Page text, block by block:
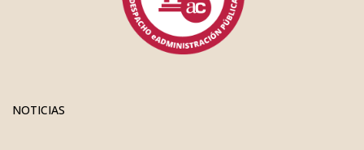
NOTICIAS